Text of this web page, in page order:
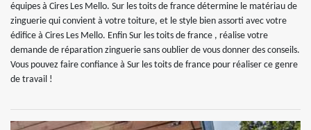
équipes à Cires Les Mello. Sur les toits de france détermine le matériau de
zinguerie qui convient à votre toiture, et le style bien assorti avec votre
édifice à Cires Les Mello. Enfin Sur les toits de france , réalise votre
demande de réparation zinguerie sans oublier de vous donner des conseils.
Vous pouvez faire confiance à Sur les toits de france pour réaliser ce genre
de travail !